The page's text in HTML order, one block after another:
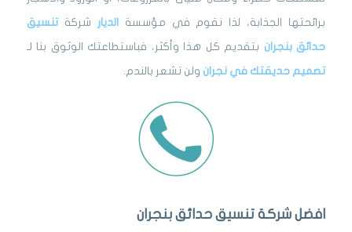
برائحتها الجذابة، لذا نقوم في مؤسسة الديار شركةتنسيق
حدائق بنجران بتقديم كل هذا وأكثر، فباستطاعتك الوثوق بنا لـ
تصميم حديقتك في نجران ولن تشعر بالندم.
افضل شركة تنسيق حدائق بنجران